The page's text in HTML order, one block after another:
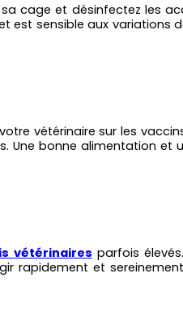
cage et désinfectez les
est sensible aux variations
vétérinaire sur les
Une bonne alimentation et
vétérinaires parfois
rapidement et